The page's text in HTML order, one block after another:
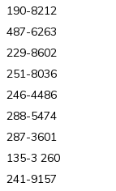
190-8212
487-6263
229-8602
251-8036
246-4486
288-5474
287-3601
135-3 260
241-9157